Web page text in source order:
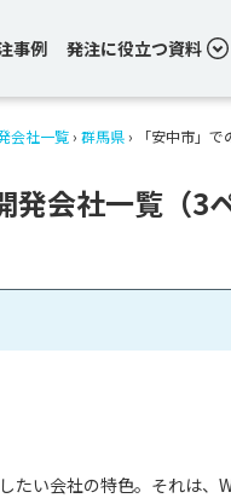
事例 発注に役立つ資料
会社一覧 › 群馬県 › 「安中市」
発会社一覧（3
たい会社の特色。それは、